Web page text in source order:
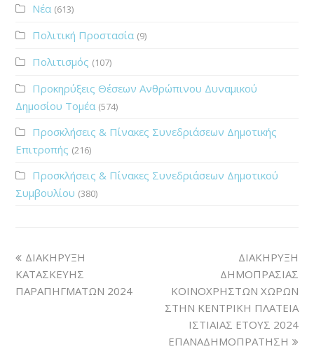
Νέα (613)
Πολιτική Προστασία (9)
Πολιτισμός (107)
Προκηρύξεις Θέσεων Ανθρώπινου Δυναμικού
Δημοσίου Τομέα (574)
Προσκλήσεις & Πίνακες Συνεδριάσεων Δημοτικής
Επιτροπής (216)
Προσκλήσεις & Πίνακες Συνεδριάσεων Δημοτικού
Συμβουλίου (380)
ΔΙΑΚΗΡΥΞΗ
ΚΑΤΑΣΚΕΥΗΣ
ΠΑΡΑΠΗΓΜΑΤΩΝ 2024
ΔΙΑΚΗΡΥΞΗ
ΔΗΜΟΠΡΑΣΙΑΣ
ΚΟΙΝΟΧΡΗΣΤΩΝ ΧΩΡΩΝ
ΣΤΗΝ ΚΕΝΤΡΙΚΗ ΠΛΑΤΕΙΑ
ΙΣΤΙΑΙΑΣ ΕΤΟΥΣ 2024
ΕΠΑΝΑΔΗΜΟΠΡΑΤΗΣΗ